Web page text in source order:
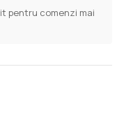
pentru comenzi mai